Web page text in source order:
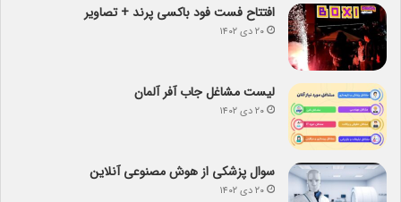
افتتاح فست فود باکسی پرند + تصاویر
۲۰ دی ۱۴۰۲
لیست مشاغل جاب آفر آلمان
۲۰ دی ۱۴۰۲
سوال پزشکی از هوش مصنوعی آنلاین
۲۰ دی ۱۴۰۲